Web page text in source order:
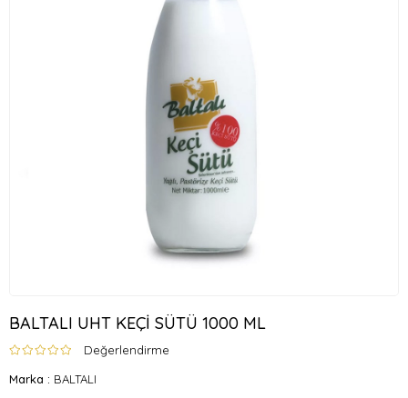
BALTALI UHT KEÇİ SÜTÜ 1000 ML
Değerlendirme
Marka : BALTALI